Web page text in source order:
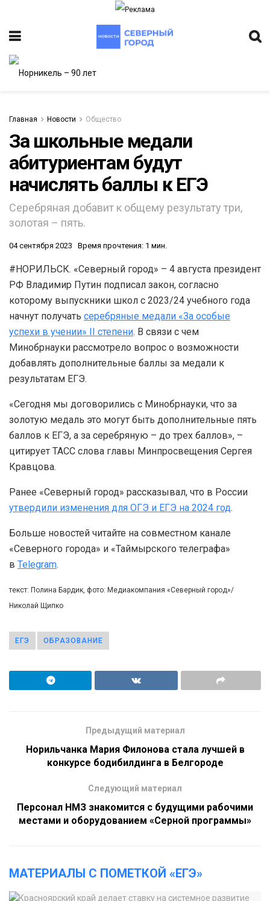
Главная Новости Общество
За школьные медали
абитуриентам будут
начислять баллы к ЕГЭ
Серебряная добавит к общему результату три,
золотая – пять.
04 сентября 2023 Время прочтения: 1 мин.
#НОРИЛЬСК. «Северный город» – 4 августа президент
РФ Владимир Путин подписал закон, согласно
которому выпускники школ с 2023/24 учебного года
начнут получать серебряные медали «За особые
успехи в учении» II степени. В связи с чем
Минобрнауки рассмотрело вопрос о возможности
добавлять дополнительные баллы за медали к
результатам ЕГЭ.
«Сегодня мы договорились с Минобрнауки, что за
золотую медаль это могут быть дополнительные пять
баллов к ЕГЭ, а за серебряную – до трех баллов», –
цитирует ТАСС слова главы Минпросвещения Сергея
Кравцова.
Ранее «Северный город» рассказывал, что в России
утвердили изменения для ОГЭ и ЕГЭ на 2024 год.
Больше новостей читайте на совместном канале
«Северного города» и «Таймырского телеграфа»
в Telegram.
текст: Полина Бардик, фото: Медиакомпания «Северный город»/
Николай Щипко
ЕГЭ ОБРАЗОВАНИЕ
Предыдущий материал
Норильчанка Мария Филонова стала лучшей в
конкурсе бодибилдинга в Белгороде
Следующий материал
Персонал НМЗ знакомится с будущими рабочими
местами и оборудованием «Серной программы»
МАТЕРИАЛЫ С ПОМЕТКОЙ «ЕГЭ»